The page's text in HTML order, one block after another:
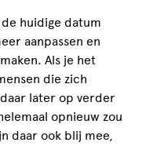
huidige datum
aanpassen en
Als je het
die zich
later op verder
opnieuw zou
daar ook blij mee,